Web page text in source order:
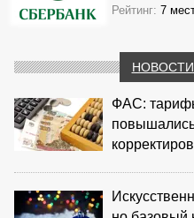
Рейтинг: 7
ФАС: